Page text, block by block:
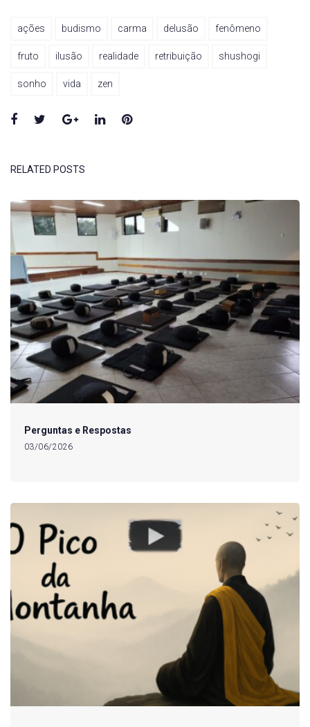
ações budismo carma delusão fenômeno
fruto ilusão realidade retribuição shushogi
sonho vida zen
Facebook
TwitterGoogle+LinkedInPinterest
RELATED POSTS
Perguntas e Respostas
03/06/2026